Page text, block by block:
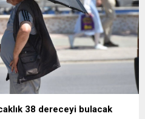
38 dereceyi bulacak